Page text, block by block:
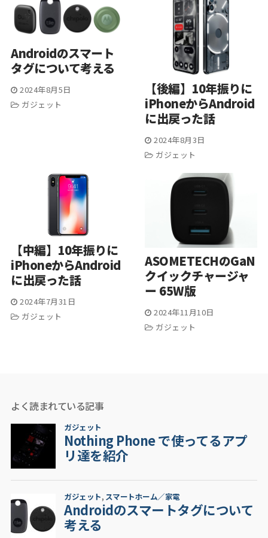
Androidのスマート
タグについて考える
2024年8月5日
ガジェット
【後編】10年振りに
iPhoneからAndroid
に出戻った話
2024年8月3日
ガジェット
【中編】10年振りに
iPhoneからAndroid
に出戻った話
2024年7月31日
ガジェット
ASOMETECHのGaN
クイックチャージャ
ー 65W版
2024年11月10日
ガジェット
よく読まれている記事